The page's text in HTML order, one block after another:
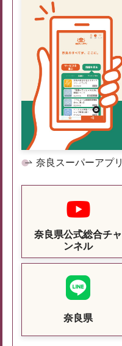
奈良スーパーアプリ
奈良県公式総合チャ
ンネル
奈良県